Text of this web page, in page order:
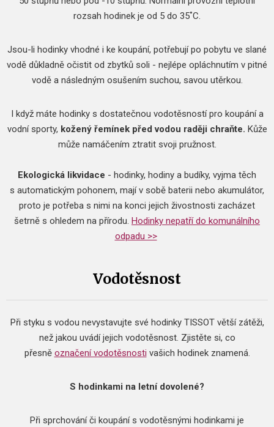
rozsah hodinek je od 5 do 35˚C.
Jsou-li hodinky vhodné i ke koupání, potřebují po pobytu ve slané
vodě důkladně očistit od zbytků soli - nejlépe opláchnutím v pitné
vodě a následným osušením suchou, savou utěrkou.
I když máte hodinky s dostatečnou vodotěsností pro koupání a
vodní sporty, kožený řemínek před vodou raději chraňte. Kůže
může namáčením ztratit svoji pružnost.
Ekologická likvidace - hodinky, hodiny a budíky, vyjma těch
s automatickým pohonem, mají v sobě baterii nebo akumulátor,
proto je potřeba s nimi na konci jejich živostnosti zacházet
šetrně s ohledem na přírodu. Hodinky nepatří do komunálního
odpadu >>
Vodotěsnost
Při styku s vodou nevystavujte své hodinky TISSOT větší zátěži,
než jakou uvádí jejich vodotěsnost. Zjistěte si, co
přesně označení vodotěsnosti vašich hodinek znamená.
S hodinkami na letní dovolené?
Při sprchování či koupání s vodotěsnými hodinkami je